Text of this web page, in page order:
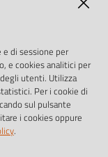
alle condizioni
CE e dal d.lgs.
di sessione per
e cookies analitici per
utenti. Utilizza
Per i cookie di
sul pulsante
i cookies oppure
.